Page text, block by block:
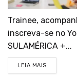
Trainee,
inscreva-se no
SULAMÉRICA +...
LEIA MAIS